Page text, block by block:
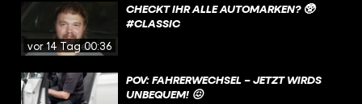
vor 14 Tagen00:36
CHECKT IHR ALLE AUTOMARKEN? 🥸
#CLASSIC
POV: FAHRERWECHSEL – JETZT WIRDS
UNBEQUEM! 😖